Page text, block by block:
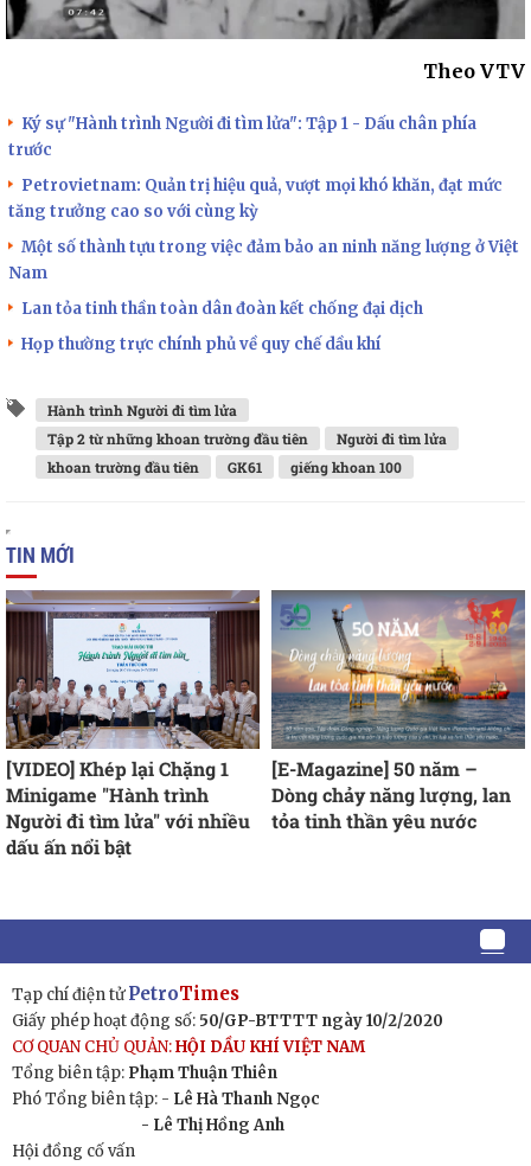
Theo VTV
Ký sự "Hành trình Người đi tìm lửa": Tập 1 - Dấu chân phía
trước
Petrovietnam: Quản trị hiệu quả, vượt mọi khó khăn, đạt mức
tăng trưởng cao so với cùng kỳ
Một số thành tựu trong việc đảm bảo an ninh năng lượng ở Việt
Nam
Lan tỏa tinh thần toàn dân đoàn kết chống đại dịch
Họp thường trực chính phủ về quy chế dầu khí
Hành trình Người đi tìm lửa
Tập 2 từ những khoan trường đầu tiên
Người đi tìm lửa
khoan trường đầu tiên
GK61 giếng khoan 100
TIN MỚI
[VIDEO] Khép lại Chặng 1
Minigame "Hành trình
Người đi tìm lửa" với nhiều
dấu ấn nổi bật
[E-Magazine] 50 năm –
Dòng chảy năng lượng, lan
tỏa tinh thần yêu nước
Tạp chí điện tửPetroTimes
Giấy phép hoạt động số: 50/GP-BTTTT ngày 10/2/2020
CƠ QUAN CHỦ QUẢN:HỘI DẦU KHÍ VIỆT NAM
Tổng biên tập: Phạm Thuận Thiên
Phó Tổng biên tập: - Lê Hà Thanh Ngọc
- Lê Thị Hồng Anh
Hội đồng cố vấn